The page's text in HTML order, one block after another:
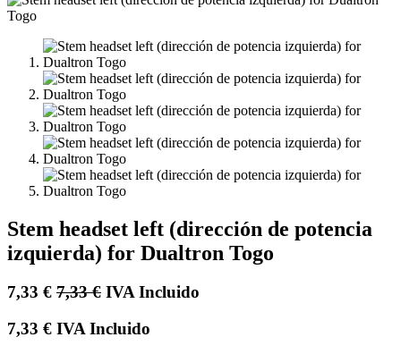
Stem headset left (dirección de potencia
izquierda) for Dualtron Togo
7,33 € 7,33€ IVA Incluido
7,33 € IVA Incluido